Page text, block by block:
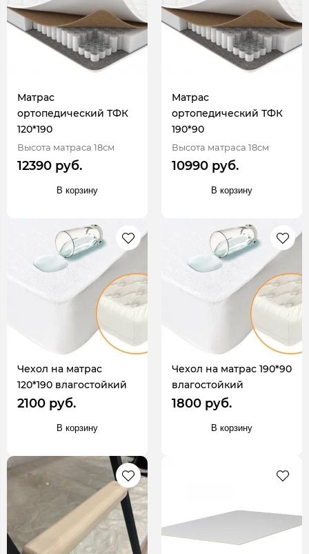
Матрас
ортопедический ТФК
120*190
Высота матраса 18см
12390 руб.
В корзину
Матрас
ортопедический ТФК
190*90
Высота матраса 18см
10990 руб.
В корзину
Чехол на матрас
120*190 влагостойкий
2100 руб.
В корзину
Чехол на матрас 190*90
влагостойкий
1800 руб.
В корзину